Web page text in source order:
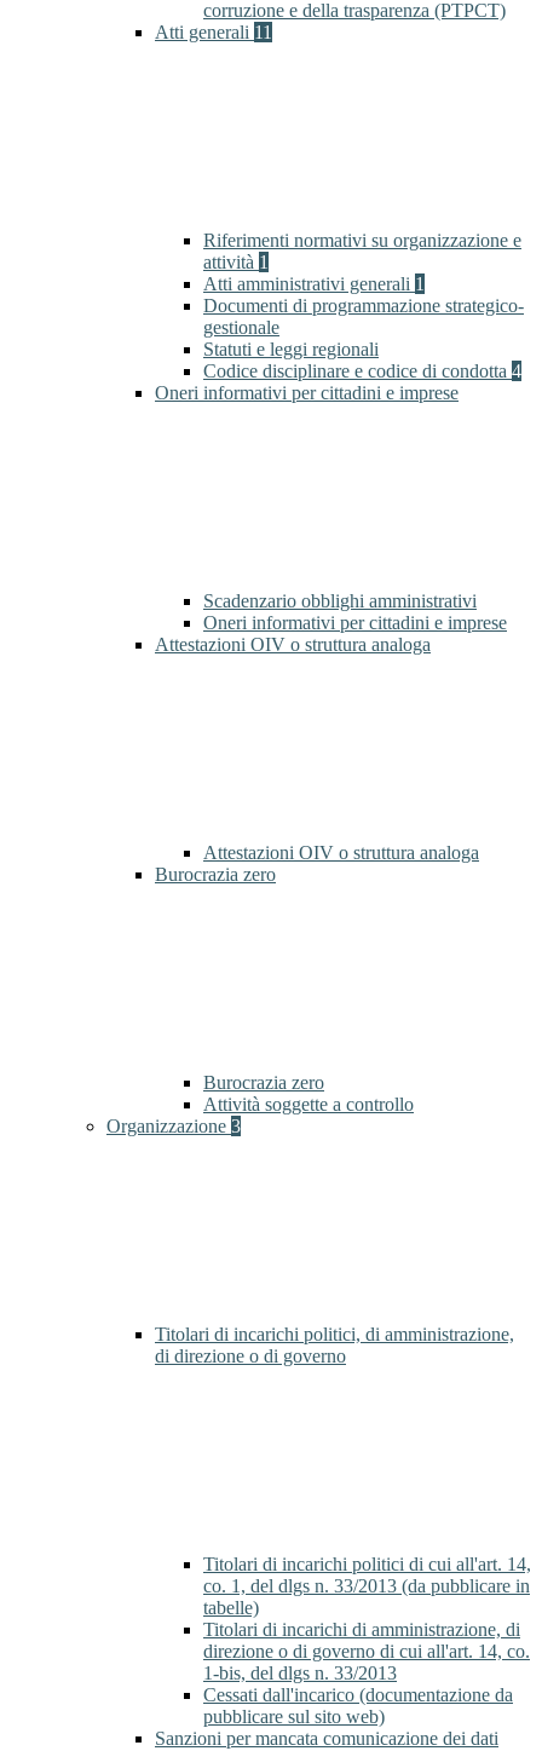
corruzione e della trasparenza (PTPCT)
Atti generali 11
Riferimenti normativi su organizzazione e
attività 1
Atti amministrativi generali 1
Documenti di programmazione strategico-
gestionale
Statuti e leggi regionali
Codice disciplinare e codice di condotta 4
Oneri informativi per cittadini e imprese
Scadenzario obblighi amministrativi
Oneri informativi per cittadini e imprese
Attestazioni OIV o struttura analoga
Attestazioni OIV o struttura analoga
Burocrazia zero
Burocrazia zero
Attività soggette a controllo
Organizzazione 3
Titolari di incarichi politici, di amministrazione,
di direzione o di governo
Titolari di incarichi politici di cui all'art. 14,
co. 1, del dlgs n. 33/2013 (da pubblicare in
tabelle)
Titolari di incarichi di amministrazione, di
direzione o di governo di cui all'art. 14, co.
1-bis, del dlgs n. 33/2013
Cessati dall'incarico (documentazione da
pubblicare sul sito web)
Sanzioni per mancata comunicazione dei dati